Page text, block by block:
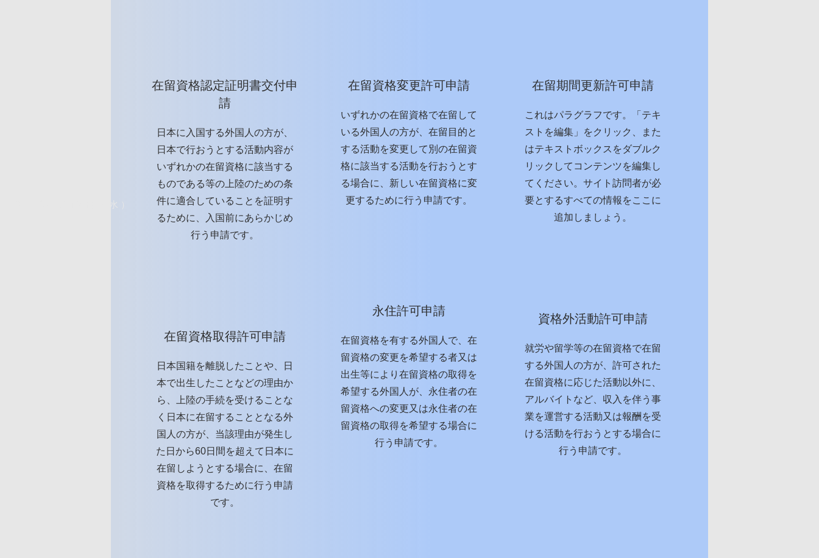
在留資格認定証明書交付申
請
日本に入国する外国人の方が、
日本で行おうとする活動内容が
いずれかの在留資格に該当する
ものである等の上陸のための条
件に適合していることを証明す
るために、入国前にあらかじめ
行う申請です。
在留資格取得許可申請
日本国籍を離脱したことや、日
本で出生したことなどの理由か
ら、上陸の手続を受けることな
く日本に在留することとなる外
国人の方が、当該理由が発生し
た日から60日間を超えて日本に
在留しようとする場合に、在留
資格を取得するために行う申請
です。
在留資格変更許可申請
いずれかの在留資格で在留して
いる外国人の方が、在留目的と
する活動を変更して別の在留資
格に該当する活動を行おうとす
る場合に、新しい在留資格に変
更するために行う申請です。
永住許可申請
在留資格を有する外国人で、在
留資格の変更を希望する者又は
出生等により在留資格の取得を
希望する外国人が、永住者の在
留資格への変更又は永住者の在
留資格の取得を希望する場合に
行う申請です。
在留期間更新許可申請
これはパラグラフです。「テキ
ストを編集」をクリック、また
はテキストボックスをダブルク
リックしてコンテンツを編集し
てください。サイト訪問者が必
要とするすべての情報をここに
追加しましょう。
資格外活動許可申請
就労や留学等の在留資格で在留
する外国人の方が、許可された
在留資格に応じた活動以外に、
アルバイトなど、収入を伴う事
業を運営する活動又は報酬を受
ける活動を行おうとする場合に
行う申請です。